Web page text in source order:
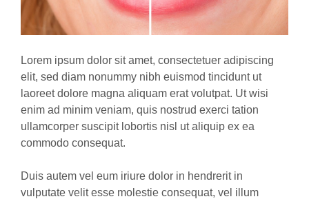
Lorem ipsum dolor sit amet, consectetuer adipiscing
elit, sed diam nonummy nibh euismod tincidunt ut
laoreet dolore magna aliquam erat volutpat. Ut wisi
enim ad minim veniam, quis nostrud exerci tation
ullamcorper suscipit lobortis nisl ut aliquip ex ea
commodo consequat.
Duis autem vel eum iriure dolor in hendrerit in
vulputate velit esse molestie consequat, vel illum